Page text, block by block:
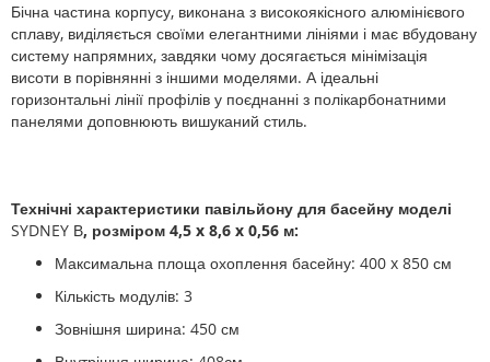
Бічна частина корпусу, виконана з високоякісного алюмінієвого
сплаву, виділяється своїми елегантними лініями і має вбудовану
систему напрямних, завдяки чому досягається мінімізація
висоти в порівнянні з іншими моделями. А ідеальні
горизонтальні лінії профілів у поєднанні з полікарбонатними
панелями доповнюють вишуканий стиль.
Технічні характеристики павільйону для басейну моделі
SYDNEY В, розміром 4,5 x 8,6 x 0,56 м:
Максимальна площа охоплення басейну: 400 x 850 см
Кількість модулів: 3
Зовнішня ширина: 450 см